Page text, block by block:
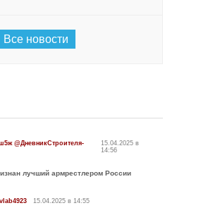
Все новости
@ДневникСтроителя-
15.04.2025 в
14:56
лучший армрестлером России
15.04.2025 в 14:55